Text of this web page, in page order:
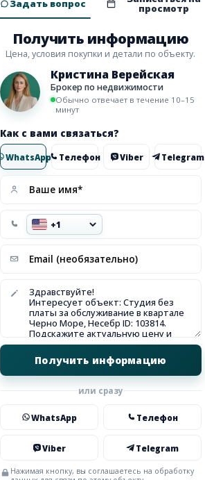
Задать вопрос просмотр
Получить информацию
Цена, условия покупки и детали по объекту.
Кристина Верейская
Брокер по недвижимости
Обычно отвечает в течение 10–15
минут
Как с вами связаться?
WhatsApp Телефон Viber Telegram
или сразу
WhatsApp Телефон
Viber Telegram
Нажимая кнопку, вы соглашаетесь на обработку